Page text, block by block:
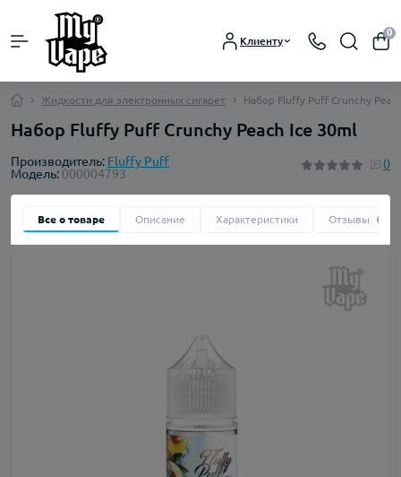
Клиенту
0
Жидкости для электронных сигарет Набор Fluffy Puff Crunchy
Набор Fluffy Puff Crunchy Peach Ice 30ml
Производитель: Fluffy Puff
Модель: 000004793
0
Все о товаре Описание Характеристики Отзывы